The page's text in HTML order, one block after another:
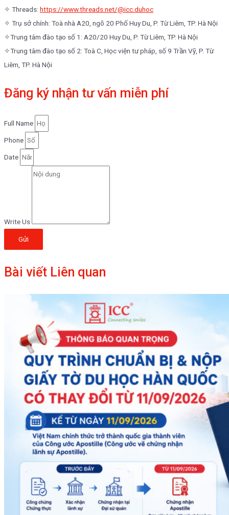
✧ Threads: https://www.threads.net/@icc.duhoc
✧ Trụ sở chính: Toà nhà A20, ngõ 20 Phố Huy Du, P. Từ Liêm, TP. Hà Nội
✧Trung tâm đào tạo số 1: A20/20 Huy Du, P. Từ Liêm, TP. Hà Nội
✧Trung tâm đào tạo số 2: Toà C, Học viện tư pháp, số 9 Trần Vỹ, P. Từ
Liêm, TP. Hà Nội
Đăng ký nhận tư vấn miễn phí
Full Name
Phone
Date
Write Us
Gửi
Bài viết Liên quan